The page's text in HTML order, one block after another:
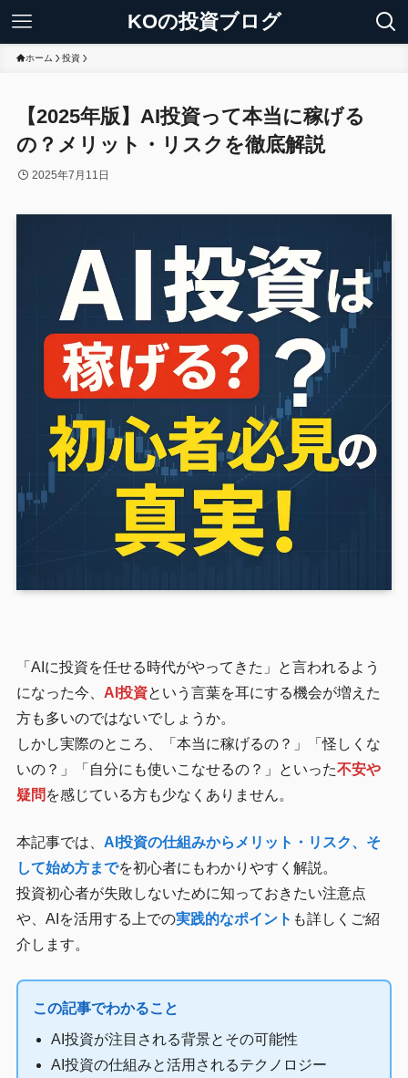
KOの投資ブログ
ホーム 投資
【2025年版】AI投資って本当に稼げる
の？メリット・リスクを徹底解説
2025年7月11日
「AIに投資を任せる時代がやってきた」と言われるよう
になった今、 AI投資という言葉を耳にする機会が増えた
方も多いのではないでしょうか。
しかし実際のところ、「本当に稼げるの？」「怪しくな
いの？」「自分にも使いこなせるの？」といった不安や
疑問 を感じている方も少なくありません。
本記事では、 AI投資の仕組みからメリット・リスク、そ
して始め方までを初心者にもわかりやすく解説。
投資初心者が失敗しないために知っておきたい注意点
や、AIを活用する上での実践的なポイント も詳しくご紹
介します。
この記事でわかること
AI投資が注目される背景とその可能性
AI投資の仕組みと活用されるテクノロジー